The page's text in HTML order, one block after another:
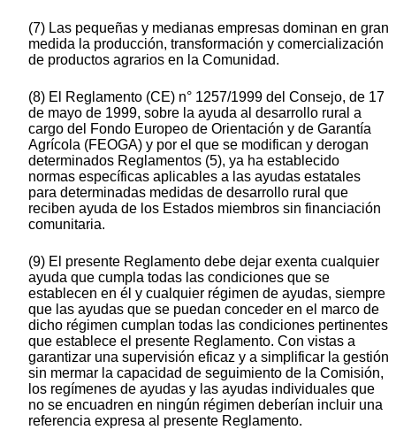
(7) Las pequeñas y medianas empresas dominan en gran
medida la producción, transformación y comercialización
de productos agrarios en la Comunidad.
(8) El Reglamento (CE) n° 1257/1999 del Consejo, de 17
de mayo de 1999, sobre la ayuda al desarrollo rural a
cargo del Fondo Europeo de Orientación y de Garantía
Agrícola (FEOGA) y por el que se modifican y derogan
determinados Reglamentos (5), ya ha establecido
normas específicas aplicables a las ayudas estatales
para determinadas medidas de desarrollo rural que
reciben ayuda de los Estados miembros sin financiación
comunitaria.
(9) El presente Reglamento debe dejar exenta cualquier
ayuda que cumpla todas las condiciones que se
establecen en él y cualquier régimen de ayudas, siempre
que las ayudas que se puedan conceder en el marco de
dicho régimen cumplan todas las condiciones pertinentes
que establece el presente Reglamento. Con vistas a
garantizar una supervisión eficaz y a simplificar la gestión
sin mermar la capacidad de seguimiento de la Comisión,
los regímenes de ayudas y las ayudas individuales que
no se encuadren en ningún régimen deberían incluir una
referencia expresa al presente Reglamento.